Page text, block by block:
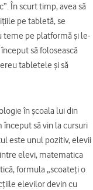
În scurt timp, avea să
pe tabletă, se
teme pe platformă și le-
să folosească
tabletele și să
în școala lui din
început să vin la cursuri
este unul pozitiv, elevii
elevi, matematica
formula „scoateți o
elevilor devin cu